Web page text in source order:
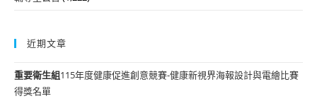
近期文章
重要衛生組115年度健康促進創意競賽-健康新視界海報設計與電繪比賽
得獎名單